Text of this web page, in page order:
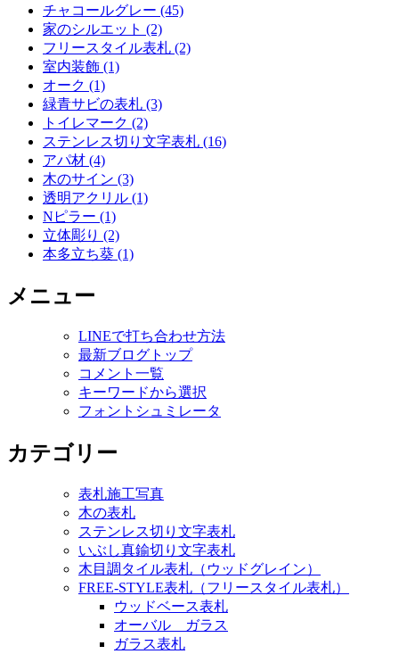
チャコールグレー (45)
家のシルエット (2)
フリースタイル表札 (2)
室内装飾 (1)
オーク (1)
緑青サビの表札 (3)
トイレマーク (2)
ステンレス切り文字表札 (16)
アパ材 (4)
木のサイン (3)
透明アクリル (1)
Nピラー (1)
立体彫り (2)
本多立ち葵 (1)
メニュー
LINEで打ち合わせ方法
最新ブログトップ
コメント一覧
キーワードから選択
フォントシュミレータ
カテゴリー
表札施工写真
木の表札
ステンレス切り文字表札
いぶし真鍮切り文字表札
木目調タイル表札（ウッドグレイン）
FREE-STYLE表札（フリースタイル表札）
ウッドベース表札
オーバル ガラス
ガラス表札